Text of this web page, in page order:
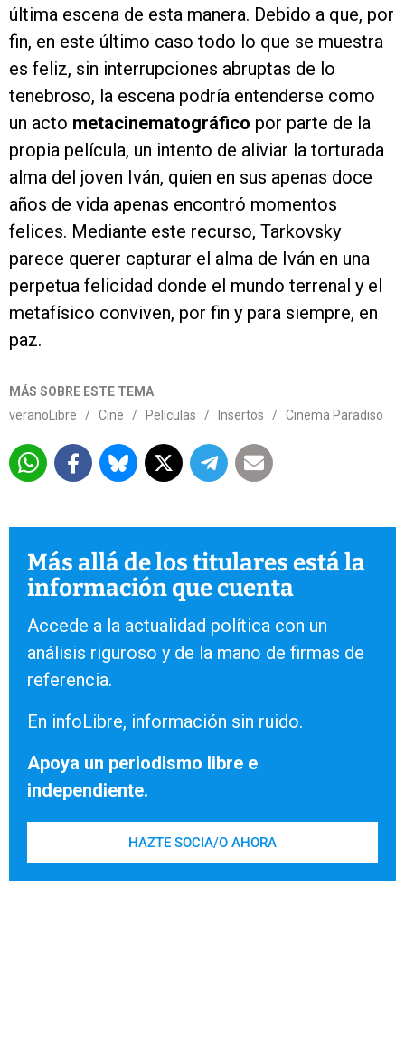
última escena de esta manera. Debido a que, por
fin, en este último caso todo lo que se muestra
es feliz, sin interrupciones abruptas de lo
tenebroso, la escena podría entenderse como
un acto metacinematográfico por parte de la
propia película, un intento de aliviar la torturada
alma del joven Iván, quien en sus apenas doce
años de vida apenas encontró momentos
felices. Mediante este recurso, Tarkovsky
parece querer capturar el alma de Iván en una
perpetua felicidad donde el mundo terrenal y el
metafísico conviven, por fin y para siempre, en
paz.
MÁS SOBRE ESTE TEMA
veranoLibre
/ Cine / Películas / Insertos / Cinema Paradiso
Más allá de los titulares está la
información que cuenta
Accede a la actualidad política con un
análisis riguroso y de la mano de firmas de
referencia.
En infoLibre, información sin ruido.
Apoya un periodismo libre e
independiente.
HAZTE SOCIA/O AHORA